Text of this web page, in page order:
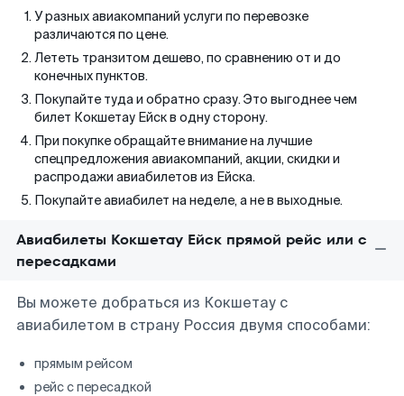
У разных авиакомпаний услуги по перевозке
различаются по цене.
Лететь транзитом дешево, по сравнению от и до
конечных пунктов.
Покупайте туда и обратно сразу. Это выгоднее чем
билет Кокшетау Ейск в одну сторону.
При покупке обращайте внимание на лучшие
спецпредложения авиакомпаний, акции, скидки и
распродажи авиабилетов из Ейска.
Покупайте авиабилет на неделе, а не в выходные.
Авиабилеты Кокшетау Ейск прямой рейс или с
пересадками
Вы можете добраться из Кокшетау с
авиабилетом в страну Россия двумя способами:
прямым рейсом
рейс с пересадкой